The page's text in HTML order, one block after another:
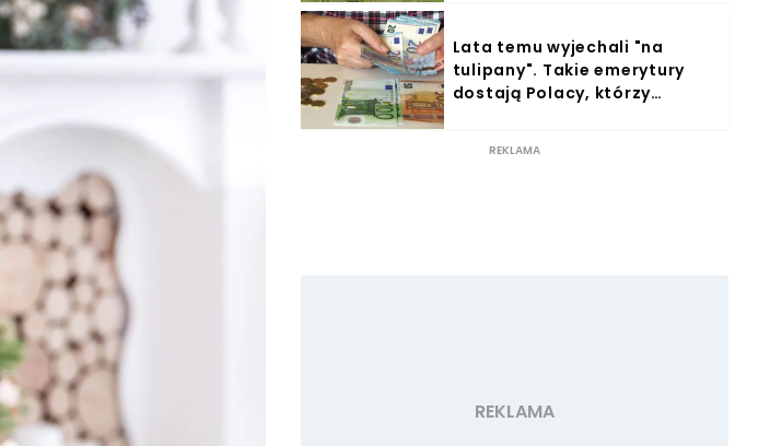
Lata temu wyjechali "na
tulipany". Takie emerytury
dostają Polacy, którzy